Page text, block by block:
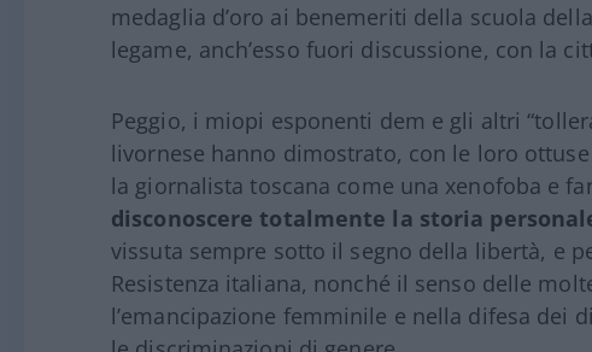
medaglia d’oro ai benemeriti della scuola
legame, anch’esso fuori discussione, con la
Peggio, i miopi esponenti dem e gli altri
livornese hanno dimostrato, con le loro
la giornalista toscana come una xenofoba e
disconoscere totalmente la storia
vissuta sempre sotto il segno della libertà, e
Resistenza italiana, nonché il senso delle
l’emancipazione femminile e nella difesa dei